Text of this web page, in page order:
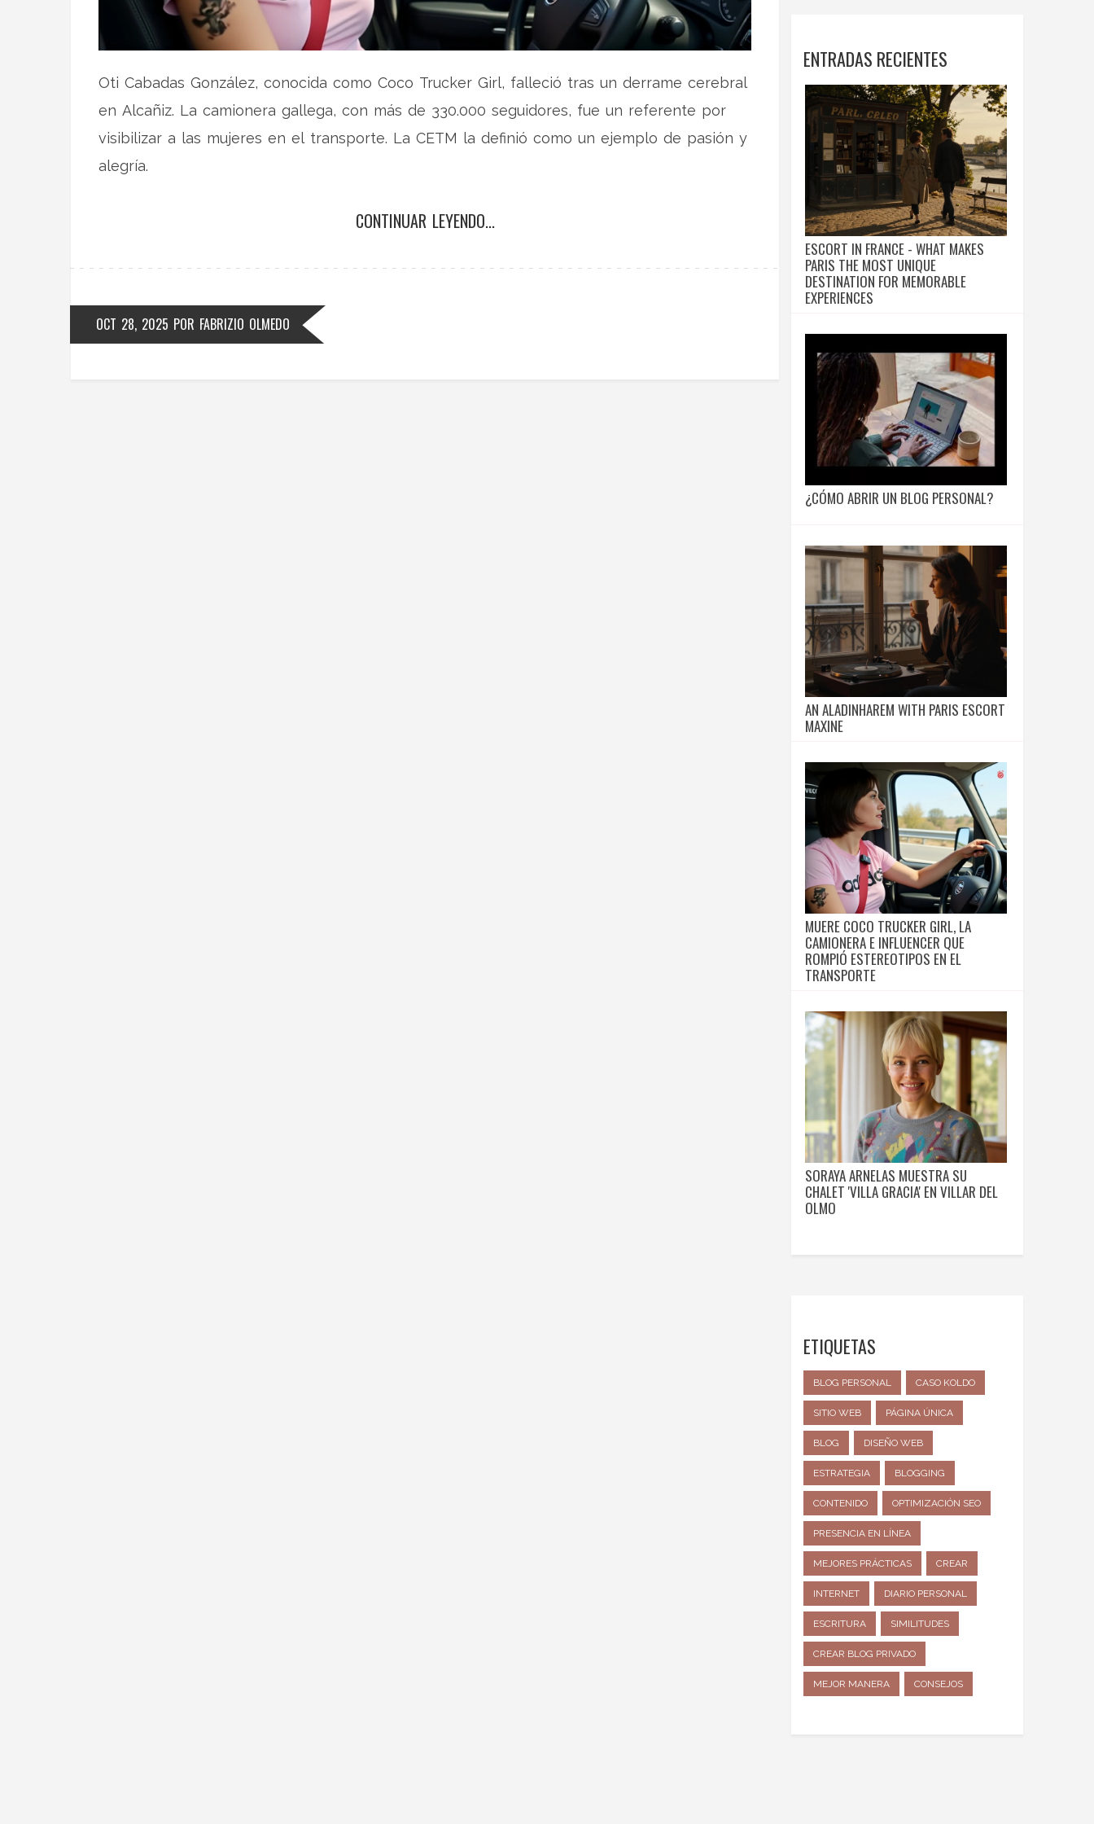
Oti Cabadas González, conocida como Coco Trucker Girl, falleció tras un derrame cerebral
en Alcañiz. La camionera gallega, con más de 330.000 seguidores, fue un referente por
visibilizar a las mujeres en el transporte. La CETM la definió como un ejemplo de pasión y
alegría.
CONTINUAR LEYENDO...
OCT 28, 2025 POR FABRIZIO OLMEDO
ENTRADAS RECIENTES
ESCORT IN FRANCE - WHAT MAKES
PARIS THE MOST UNIQUE
DESTINATION FOR MEMORABLE
EXPERIENCES
¿CÓMO ABRIR UN BLOG PERSONAL?
AN ALADINHAREM WITH PARIS ESCORT
MAXINE
MUERE COCO TRUCKER GIRL, LA
CAMIONERA E INFLUENCER QUE
ROMPIÓ ESTEREOTIPOS EN EL
TRANSPORTE
SORAYA ARNELAS MUESTRA SU
CHALET 'VILLA GRACIA' EN VILLAR DEL
OLMO
ETIQUETAS
BLOG PERSONAL CASO KOLDO
SITIO WEB PÁGINA ÚNICA
BLOG DISEÑO WEB
ESTRATEGIA BLOGGING
CONTENIDO OPTIMIZACIÓN SEO
PRESENCIA EN LÍNEA
MEJORES PRÁCTICAS CREAR
INTERNET DIARIO PERSONAL
ESCRITURA SIMILITUDES
CREAR BLOG PRIVADO
MEJOR MANERA CONSEJOS